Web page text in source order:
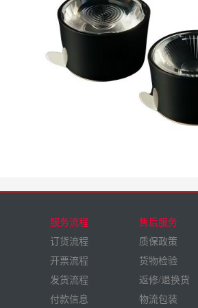
服务流程
订货流程
开票流程
发货流程
付款信息
售后服务
质保政策
货物检验
返修/退换货
物流包装